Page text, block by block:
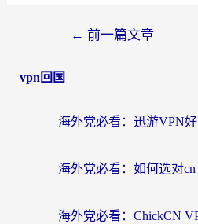
← 前一篇文章
vpn回国